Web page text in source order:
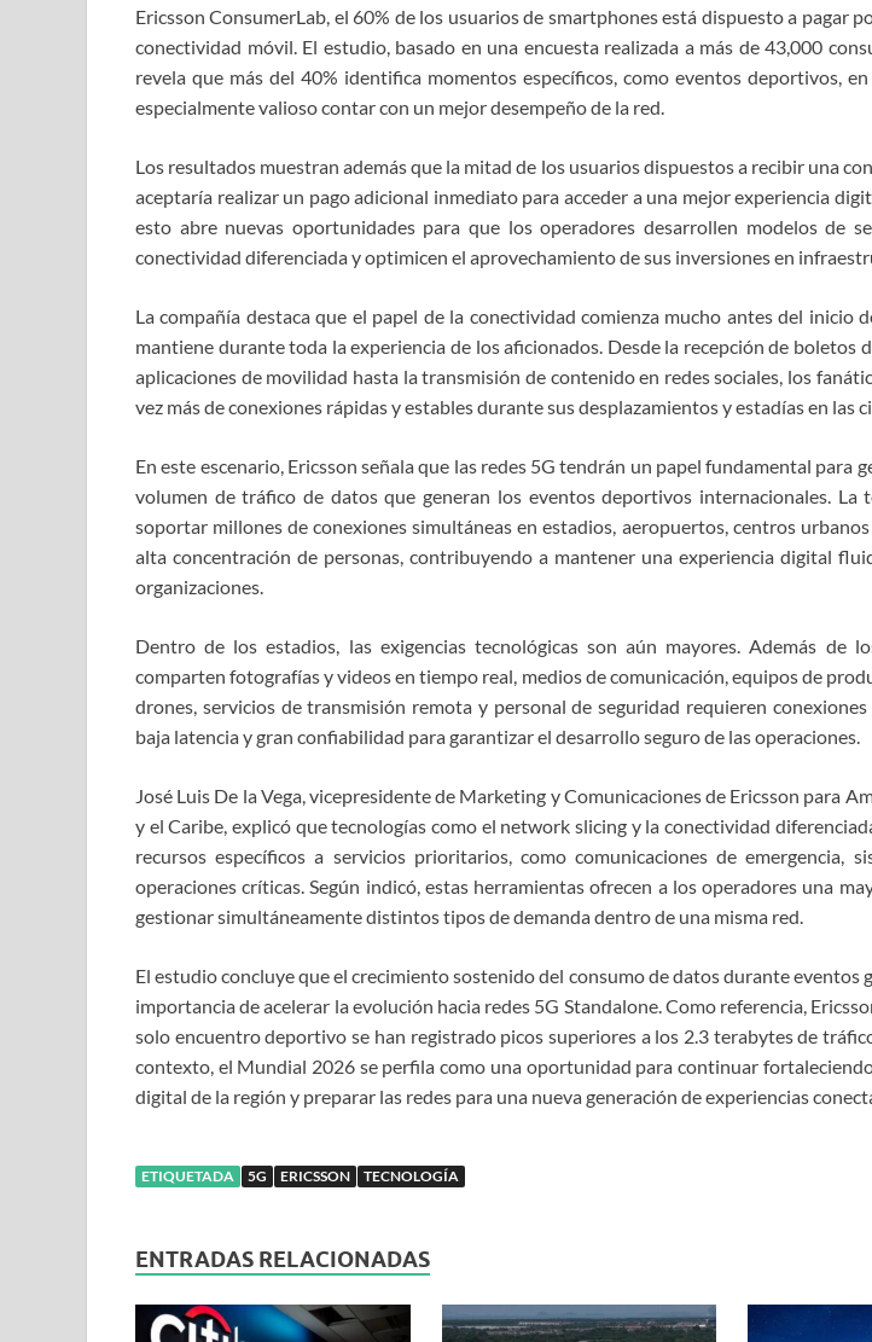
Ericsson ConsumerLab, el 60% de los usuarios de smartphones está dispuesto a pagar
conectividad móvil. El estudio, basado en una encuesta realizada a más de 43,000
revela que más del 40% identifica momentos específicos, como eventos deportivos,
especialmente valioso contar con un mejor desempeño de la red.
Los resultados muestran además que la mitad de los usuarios dispuestos a recibir una
aceptaría realizar un pago adicional inmediato para acceder a una mejor experiencia
esto abre nuevas oportunidades para que los operadores desarrollen modelos de
conectividad diferenciada y optimicen el aprovechamiento de sus inversiones en
La compañía destaca que el papel de la conectividad comienza mucho antes del inicio
mantiene durante toda la experiencia de los aficionados. Desde la recepción de boletos
aplicaciones de movilidad hasta la transmisión de contenido en redes sociales, los
vez más de conexiones rápidas y estables durante sus desplazamientos y estadías en las
En este escenario, Ericsson señala que las redes 5G tendrán un papel fundamental para
volumen de tráfico de datos que generan los eventos deportivos internacionales. La
soportar millones de conexiones simultáneas en estadios, aeropuertos, centros
alta concentración de personas, contribuyendo a mantener una experiencia digital
organizaciones.
Dentro de los estadios, las exigencias tecnológicas son aún mayores. Además de
comparten fotografías y videos en tiempo real, medios de comunicación, equipos de
drones, servicios de transmisión remota y personal de seguridad requieren conexiones
baja latencia y gran confiabilidad para garantizar el desarrollo seguro de las operaciones.
José Luis De la Vega, vicepresidente de Marketing y Comunicaciones de Ericsson para
y el Caribe, explicó que tecnologías como el network slicing y la conectividad
recursos específicos a servicios prioritarios, como comunicaciones de emergencia,
operaciones críticas. Según indicó, estas herramientas ofrecen a los operadores una
gestionar simultáneamente distintos tipos de demanda dentro de una misma red.
El estudio concluye que el crecimiento sostenido del consumo de datos durante eventos
importancia de acelerar la evolución hacia redes 5G Standalone. Como referencia,
solo encuentro deportivo se han registrado picos superiores a los 2.3 terabytes de
contexto, el Mundial 2026 se perfila como una oportunidad para continuar
digital de la región y preparar las redes para una nueva generación de experiencias
ETIQUETADA 5G ERICSSON TECNOLOGÍA
ENTRADAS RELACIONADAS